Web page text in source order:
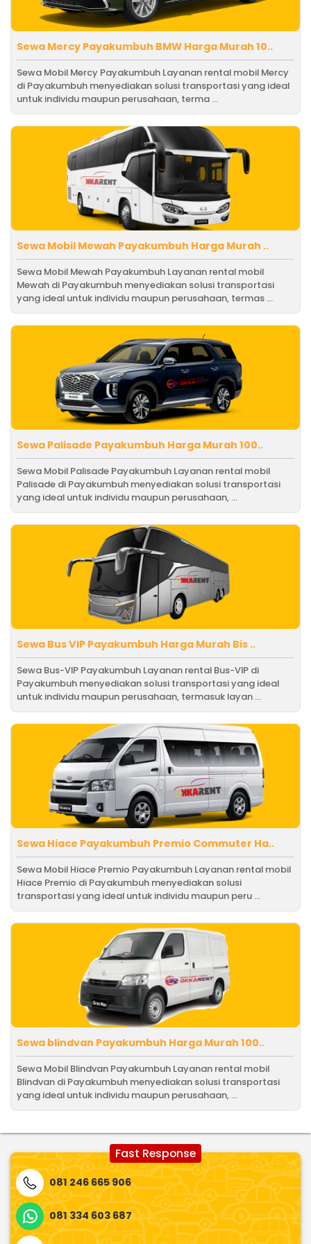
Sewa Mercy Payakumbuh BMW Harga Murah 10..
Sewa Mobil Mercy Payakumbuh Layanan rental mobil Mercy
di Payakumbuh menyediakan solusi transportasi yang ideal
untuk individu maupun perusahaan, terma ...
Sewa Mobil Mewah Payakumbuh Harga Murah ..
Sewa Mobil Mewah Payakumbuh Layanan rental mobil
Mewah di Payakumbuh menyediakan solusi transportasi
yang ideal untuk individu maupun perusahaan, termas ...
Sewa Palisade Payakumbuh Harga Murah 100..
Sewa Mobil Palisade Payakumbuh Layanan rental mobil
Palisade di Payakumbuh menyediakan solusi transportasi
yang ideal untuk individu maupun perusahaan, ...
Sewa Bus VIP Payakumbuh Harga Murah Bis ..
Sewa Bus-VIP Payakumbuh Layanan rental Bus-VIP di
Payakumbuh menyediakan solusi transportasi yang ideal
untuk individu maupun perusahaan, termasuk layan ...
Sewa Hiace Payakumbuh Premio Commuter Ha..
Sewa Mobil Hiace Premio Payakumbuh Layanan rental mobil
Hiace Premio di Payakumbuh menyediakan solusi
transportasi yang ideal untuk individu maupun peru ...
Sewa blindvan Payakumbuh Harga Murah 100..
Sewa Mobil Blindvan Payakumbuh Layanan rental mobil
Blindvan di Payakumbuh menyediakan solusi transportasi
yang ideal untuk individu maupun perusahaan, ...
Fast Response
081 246 665 906
081 334 603 687